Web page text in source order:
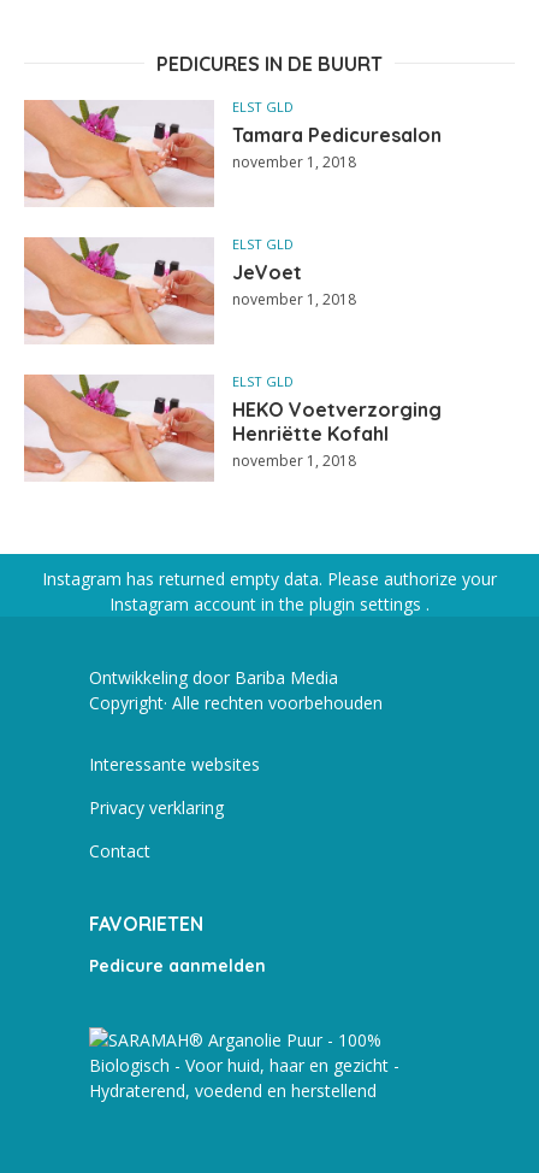
PEDICURES IN DE BUURT
ELST GLD
Tamara Pedicuresalon
november 1, 2018
ELST GLD
JeVoet
november 1, 2018
ELST GLD
HEKO Voetverzorging
Henriëtte Kofahl
november 1, 2018
Instagram has returned empty data. Please authorize your
Instagram account in the plugin settings .
Ontwikkeling door Bariba Media
Copyright· Alle rechten voorbehouden
Interessante websites
Privacy verklaring
Contact
FAVORIETEN
Pedicure aanmelden